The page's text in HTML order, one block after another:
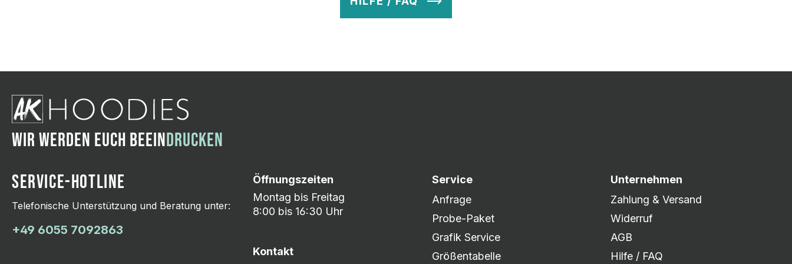
Wir ändern das Motiv so lange ab, bis Ihr zu 100% zufrieden seid. Danach wird es zum Druck freigegeben und die
WIR WERDEN EUCH BEEINDRUCKEN
SERVICE-HOTLINE
Telefonische Unterstützung und Beratung unter:
+49 6055 7092863
Öffnungszeiten
Montag bis Freitag
8:00 bis 16:30 Uhr
Kontakt
Service
Anfrage
Probe-Paket
Grafik Service
Größentabelle
Unternehmen
Zahlung & Versand
Widerruf
AGB
Hilfe / FAQ